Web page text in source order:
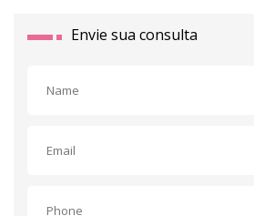
Envie sua consulta